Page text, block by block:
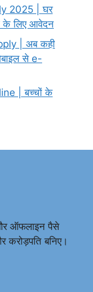
2025 | घर
के लिए आवेदन
| अब कही
से e-
| बच्चों के
ऑफलाइन पैसे
बनिए।